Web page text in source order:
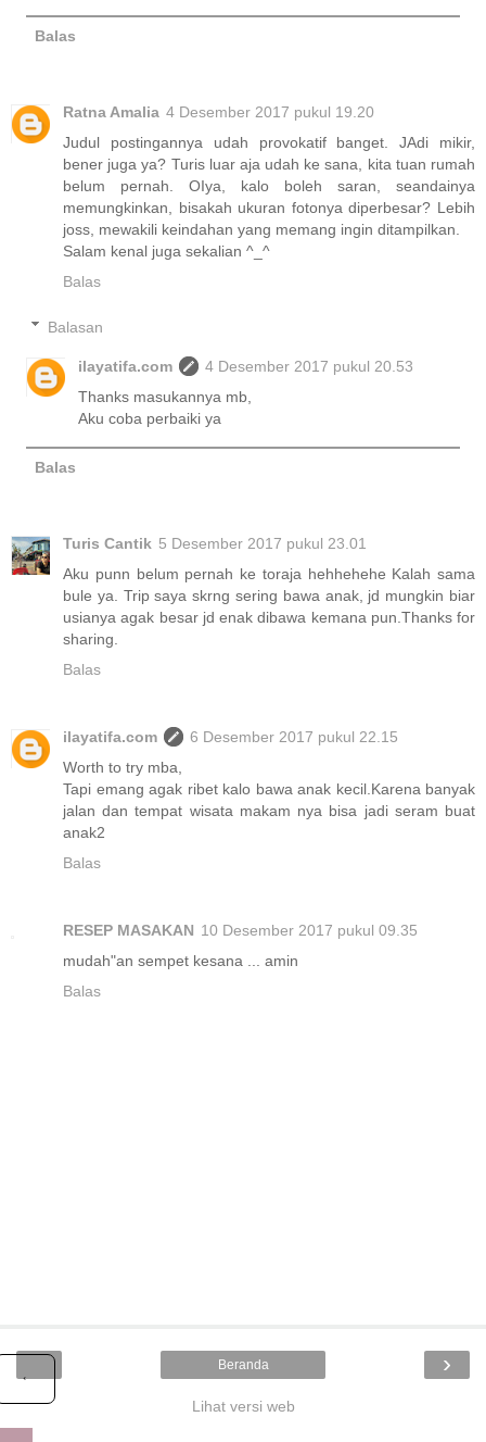
Balas
Ratna Amalia 4 Desember 2017 pukul 19.20
Judul postingannya udah provokatif banget. JAdi mikir,
bener juga ya? Turis luar aja udah ke sana, kita tuan rumah
belum pernah. OIya, kalo boleh saran, seandainya
memungkinkan, bisakah ukuran fotonya diperbesar? Lebih
joss, mewakili keindahan yang memang ingin ditampilkan.
Salam kenal juga sekalian ^_^
Balas
Balasan
ilayatifa.com
4 Desember 2017 pukul 20.53
Thanks masukannya mb,
Aku coba perbaiki ya
Balas
Turis Cantik 5 Desember 2017 pukul 23.01
Aku punn belum pernah ke toraja hehhehehe Kalah sama
bule ya. Trip saya skrng sering bawa anak, jd mungkin biar
usianya agak besar jd enak dibawa kemana pun.Thanks for
sharing.
Balas
ilayatifa.com
6 Desember 2017 pukul 22.15
Worth to try mba,
Tapi emang agak ribet kalo bawa anak kecil.Karena banyak
jalan dan tempat wisata makam nya bisa jadi seram buat
anak2
Balas
RESEP MASAKAN 10 Desember 2017 pukul 09.35
mudah"an sempet kesana ... amin
Balas
‹ ›
Beranda
Lihat versi web